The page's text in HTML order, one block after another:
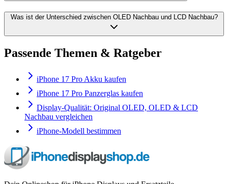
Was ist der Unterschied zwischen OLED Nachbau und LCD Nachbau?
Passende Themen & Ratgeber
iPhone 17 Pro Akku kaufen
iPhone 17 Pro Panzerglas kaufen
Display-Qualität: Original OLED, OLED & LCD
Nachbau vergleichen
iPhone-Modell bestimmen